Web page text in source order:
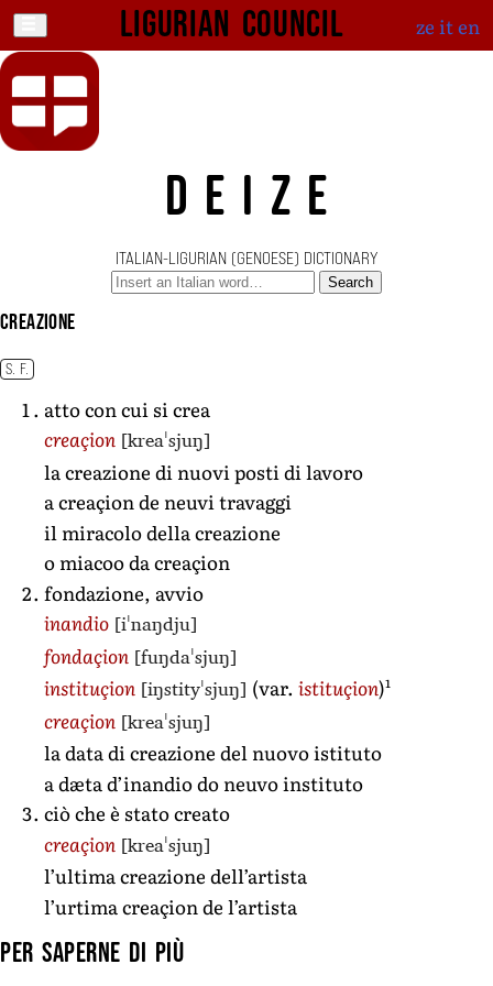
Ligurian Council ze iten
DEIZE
ITALIAN-LIGURIAN (GENOESE) DICTIONARY
Search
creazione
S. F.
atto con cui si crea
creaçion [kreaˈsjuŋ]
la creazione di nuovi posti di lavoro
a creaçion de neuvi travaggi
il miracolo della creazione
o miacoo da creaçion
fondazione, avvio
inandio [iˈnaŋdju]
fondaçion [fuŋdaˈsjuŋ]
instituçion [iŋstityˈsjuŋ] (var. istituçion)1
creaçion [kreaˈsjuŋ]
la data di creazione del nuovo istituto
a dæta d’inandio do neuvo instituto
ciò che è stato creato
creaçion [kreaˈsjuŋ]
l’ultima creazione dell’artista
l’urtima creaçion de l’artista
Per saperne di più